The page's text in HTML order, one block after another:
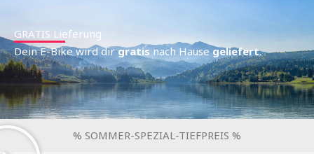
GRATIS Lieferung
Dein E-Bike wird dirgratisnach Hausegeliefert.
% SOMMER-SPEZIAL-TIEFPREIS %